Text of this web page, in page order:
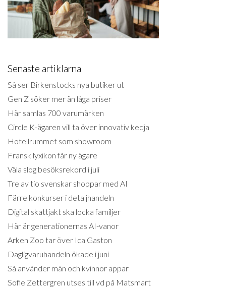
Senaste artiklarna
Så ser Birkenstocks nya butiker ut
Gen Z söker mer än låga priser
Här samlas 700 varumärken
Circle K-ägaren vill ta över innovativ kedja
Hotellrummet som showroom
Fransk lyxikon får ny ägare
Väla slog besöksrekord i juli
Tre av tio svenskar shoppar med AI
Färre konkurser i detaljhandeln
Digital skattjakt ska locka familjer
Här är generationernas AI-vanor
Arken Zoo tar över Ica Gaston
Dagligvaruhandeln ökade i juni
Så använder män och kvinnor appar
Sofie Zettergren utses till vd på Matsmart